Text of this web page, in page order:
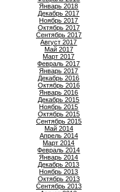
Январь 2018
Декабрь 2017
Ноябрь 2017
Октябрь 2017
Сентябрь 2017
Август 2017
Май 2017
Март 2017
Февраль 2017
Январь 2017
Декабрь 2016
Октябрь 2016
Январь 2016
Декабрь 2015
Ноябрь 2015
Октябрь 2015
Сентябрь 2015
Май 2014
Апрель 2014
Март 2014
Февраль 2014
Январь 2014
Декабрь 2013
Ноябрь 2013
Октябрь 2013
Сентябрь 2013